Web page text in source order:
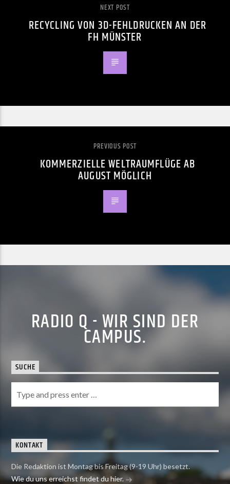
NEXT POST
RECYCLING VON 3D-FEHLDRUCKEN AN DER
FH MÜNSTER
PREVIOUS POST
KOMMERZIELLE WELTRAUMFLÜGE AB
AUGUST MÖGLICH
RADIO Q - WIR SIND DER
CAMPUS.
SUCHE
KONTAKT
Die Redaktion ist Montag bis Freitag (9-19 Uhr) besetzt.
Wie du uns erreichst findet du hier.